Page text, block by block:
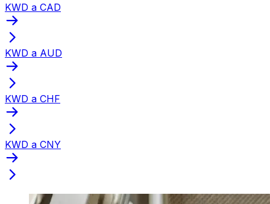
KWD a CAD
KWD a AUD
KWD a CHF
KWD a CNY